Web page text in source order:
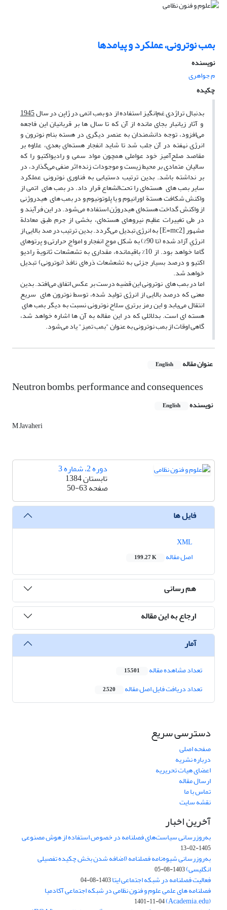
بمب نوترونی، عملکرد و پیامدها
نویسنده
م جواهری
چکیده
بدنبال تراژدی غم‌انگیز استفاده از دو بمب اتمی در ژاپن در سال1945
و آثار زیانبار بجای مانده از آن که تا سال ها بر قربانیان این فاجعه
می‌افزود، توجه دانشمندان به عنصر دیگری در هسته بنام نوترون و
انرژی نهفته در آن جلب شد تا شاید انفجار هسته‌ای بعدی، علاوه بر
مقاصد صلح‌آمیز خود عواملی همچون مواد سمی و رادیواکتیو را که
سالیان متمادی بر محیط زیست و موجودات زنده اثر منفی می‌گذارد، در
بر نداشته باشد. بدین ترتیب دستیابی به فناوری نوترونی عملکرد
سایر بمب های هسته‌ای را تحت‌الشعاع قرار داد. در بمب های اتمی از
واکنش شکافت هستة اورانیوم و یا پلوتونیوم و در بمب های هیدروژنی
از واکنش گداخت هسته‌ای هیدروژن استفاده می‌شود. در این فرآیند و
در طی تغییرات عظیم نیروهای هسته‌ای، بخشی از جرم طبق معادلة
مشهور [E=mc2] به انرژی تبدیل می‌گردد. بدین ترتیب در صد بالایی از
انرژیِ آزاد شده (تا 90%) به شکل موج انفجار و امواج حرارتی و پرتوهای
گاما خواهد بود. از 10% باقیمانده، مقداری به تشعشعات ثانویة رادیو
اکتیو و در‌صد بسیار جزئی به تشعشعات ذره‌ای نافذ (نوترونی) تبدیل
خواهد شد.
اما در بمب های نوترونی این قضیه درست بر عکس اتفاق می‌افتد. بدین
معنی که درصد بالایی از انرژی تولید شده، توسط نوترون های سریع
انتقال می‌یابد و این رمز برتری سلاح نوترونی نسبت به دیگر بمب های
هسته ای است. بدلائلی که در این مقاله به آن ها اشاره خواهد شد،
گاهی اوقات از بمب نوترونی به عنوان "بمب تمیز" یاد می‌شود.
عنوان مقاله English
Neutron bombs, performance and consequences
نویسنده English
M Javaheri
دوره 2، شماره 3
تابستان 1384
صفحه50-63
فایل ها
اصل مقاله
199.27 K
هم رسانی
ارجاع به این مقاله
آمار
تعداد مشاهده مقاله 15,501
تعداد دریافت فایل اصل مقاله 2,520
دسترسی سریع
صفحه اصلی
درباره نشریه
اعضای هیات تحریریه
ارسال مقاله
تماس با ما
نقشه سایت
آخرین اخبار
به‌روزرسانی سیاست‌های فصلنامه در خصوص استفاده از هوش مصنوعی
1405-02-13
به‌روزرسانی شیوه‌نامه فصلنامه (اضافه شدن بخش چکیده تفصیلی
انگلیسی)1403-08-05
فعالیت فصلنامه در شبکه اجتماعی ایتا1403-08-04
فصلنامه های علمی علوم و فنون نظامی در شبکه اجتماعی آکادمیا
(Academia.edu)
1401-11-04